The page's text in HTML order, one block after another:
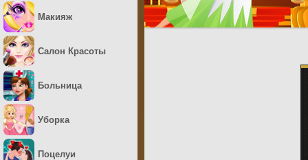
Макияж
Салон Красоты
Больница
Уборка
Поцелуи